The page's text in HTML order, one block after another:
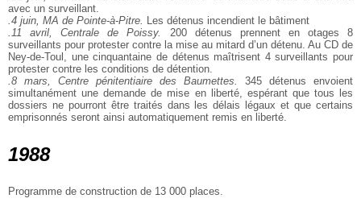
avec un surveillant.
.4 juin, MA de Pointe-à-Pitre. Les détenus incendient le bâtiment
.11 avril, Centrale de Poissy.
200 détenus prennent en otages 8
surveillants pour protester contre la mise au mitard d’un détenu. Au CD de
Ney-de-Toul, une cinquantaine de détenus maîtrisent 4 surveillants pour
protester contre les conditions de détention.
.8 mars, Centre pénitentiaire des Baumettes.
345 détenus envoient
simultanément une demande de mise en liberté, espérant que tous les
dossiers ne pourront être traités dans les délais légaux et que certains
emprisonnés seront ainsi automatiquement remis en liberté.
1988
Programme de construction de 13 000 places.